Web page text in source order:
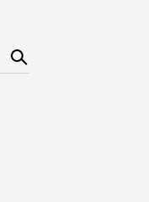
Sear
ch